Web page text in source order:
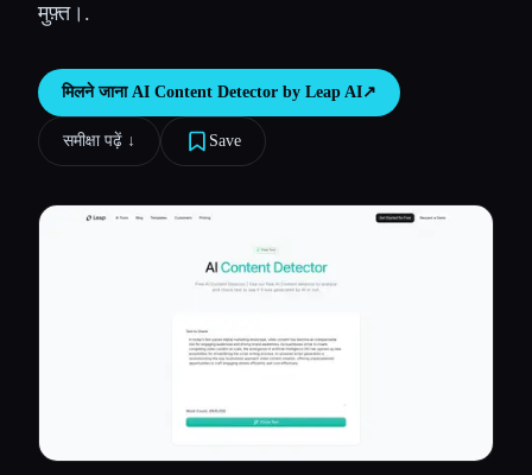
टूल्स की तुलना करें
मुफ़्त।.
मिलने जाना AI Content Detector by Leap AI↗︎
समीक्षा पढ़ें ↓︎ Save